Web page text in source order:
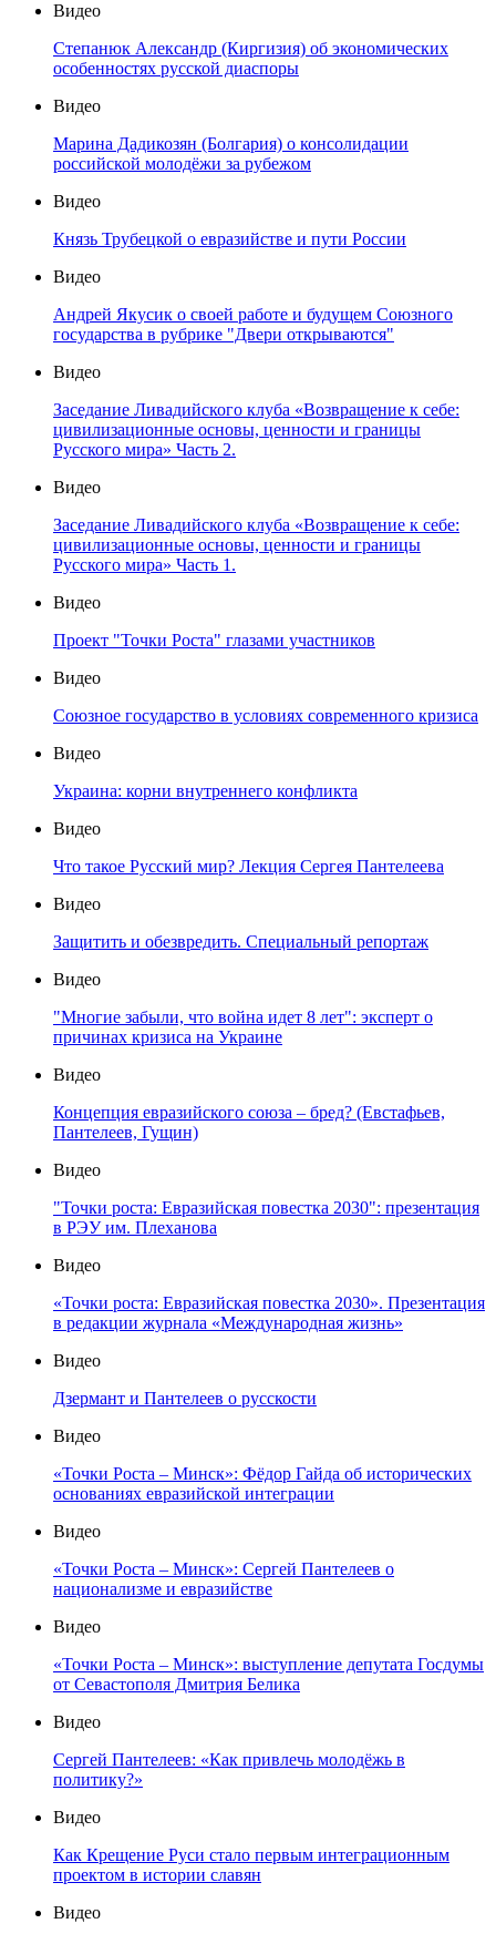
Видео
Степанюк Александр (Киргизия) об экономических
особенностях русской диаспоры
Видео
Марина Дадикозян (Болгария) о консолидации
российской молодёжи за рубежом
Видео
Князь Трубецкой о евразийстве и пути России
Видео
Андрей Якусик о своей работе и будущем Союзного
государства в рубрике "Двери открываются"
Видео
Заседание Ливадийского клуба «Возвращение к себе:
цивилизационные основы, ценности и границы
Русского мира» Часть 2.
Видео
Заседание Ливадийского клуба «Возвращение к себе:
цивилизационные основы, ценности и границы
Русского мира» Часть 1.
Видео
Проект "Точки Роста" глазами участников
Видео
Союзное государство в условиях современного кризиса
Видео
Украина: корни внутреннего конфликта
Видео
Что такое Русский мир? Лекция Сергея Пантелеева
Видео
Защитить и обезвредить. Специальный репортаж
Видео
"Многие забыли, что война идет 8 лет": эксперт о
причинах кризиса на Украине
Видео
Концепция евразийского союза – бред? (Евстафьев,
Пантелеев, Гущин)
Видео
"Точки роста: Евразийская повестка 2030": презентация
в РЭУ им. Плеханова
Видео
«Точки роста: Евразийская повестка 2030». Презентация
в редакции журнала «Международная жизнь»
Видео
Дзермант и Пантелеев о русскости
Видео
«Точки Роста – Минск»: Фёдор Гайда об исторических
основаниях евразийской интеграции
Видео
«Точки Роста – Минск»: Сергей Пантелеев о
национализме и евразийстве
Видео
«Точки Роста – Минск»: выступление депутата Госдумы
от Севастополя Дмитрия Белика
Видео
Сергей Пантелеев: «Как привлечь молодёжь в
политику?»
Видео
Как Крещение Руси стало первым интеграционным
проектом в истории славян
Видео